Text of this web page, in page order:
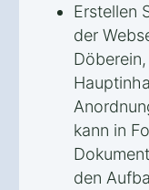
Erstellen
der
kann in
den